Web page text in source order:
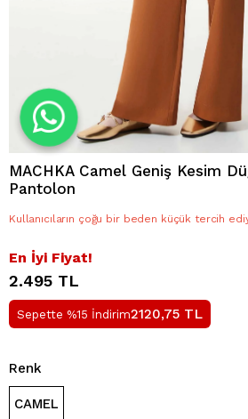
MACHKA Camel Geniş Kesim
Pantolon
Kullanıcıların çoğu bir beden küçük tercih
En İyi Fiyat!
2.495 TL
Sepette %15 İndirim2120,75 TL
Renk
CAMEL